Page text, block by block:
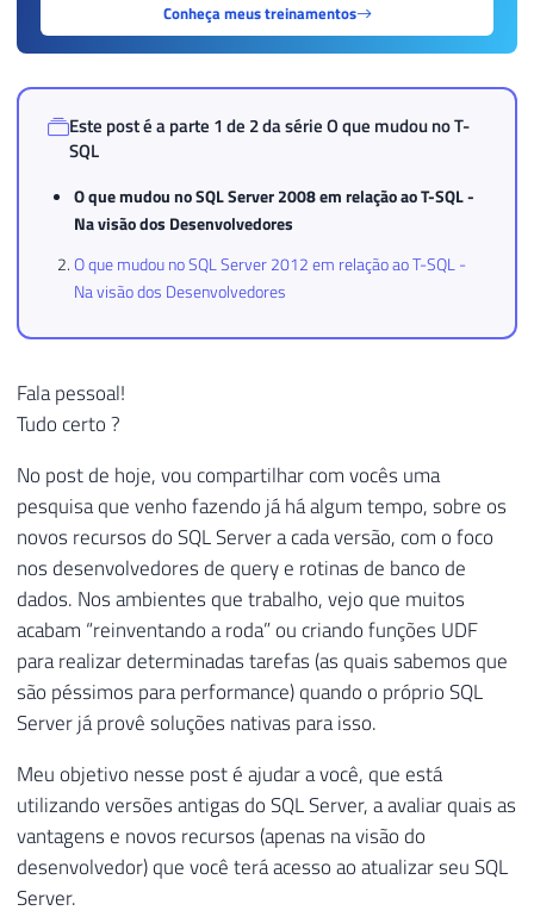
Conheça meus treinamentos
Este post é a parte 1 de 2 da sérieO que mudou no T-
SQL
O que mudou no SQL Server 2008 em relação ao T-SQL -
Na visão dos Desenvolvedores
O que mudou no SQL Server 2012 em relação ao T-SQL -
Na visão dos Desenvolvedores
Fala pessoal!
Tudo certo ?
No post de hoje, vou compartilhar com vocês uma
pesquisa que venho fazendo já há algum tempo, sobre os
novos recursos do SQL Server a cada versão, com o foco
nos desenvolvedores de query e rotinas de banco de
dados. Nos ambientes que trabalho, vejo que muitos
acabam “reinventando a roda” ou criando funções UDF
para realizar determinadas tarefas (as quais sabemos que
são péssimos para performance) quando o próprio SQL
Server já provê soluções nativas para isso.
Meu objetivo nesse post é ajudar a você, que está
utilizando versões antigas do SQL Server, a avaliar quais as
vantagens e novos recursos (apenas na visão do
desenvolvedor) que você terá acesso ao atualizar seu SQL
Server.